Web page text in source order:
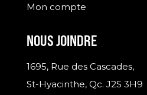
Mon compte
NOUS JOINDRE
1695, Rue des Cascades,
St-Hyacinthe, Qc. J2S 3H9